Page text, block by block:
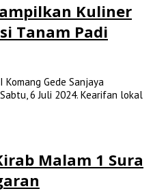
Kuliner
Tanam Padi
Komang Gede Sanjaya
6 Juli 2024. Kearifan lokal
Malam 1 Sura